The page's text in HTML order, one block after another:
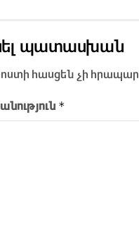
պատասխան
հասցեն չի
*